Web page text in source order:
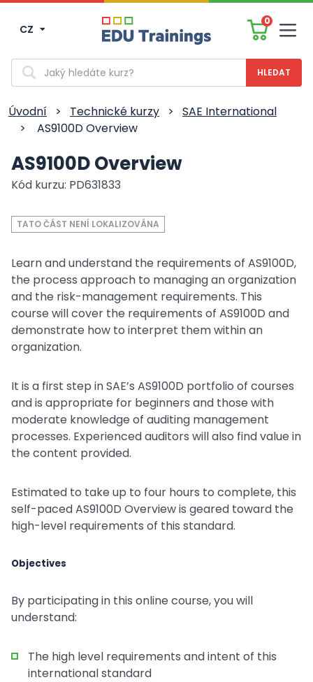
CZ
0
Vyhledávání
Úvodní > Technické kurzy >
SAE International
>
AS9100D Overview
AS9100D Overview
Kód kurzu: PD631833
TATO ČÁST NENÍ LOKALIZOVÁNA
Learn and understand the requirements of AS9100D,
the process approach to managing an organization
and the risk-management requirements. This
course will cover the requirements of AS9100D and
demonstrate how to interpret them within an
organization.
It is a first step in SAE’s AS9100D portfolio of courses
and is appropriate for beginners and those with
moderate knowledge of auditing management
processes. Experienced auditors will also find value in
the content provided.
Estimated to take up to four hours to complete, this
self-paced AS9100D Overview is geared toward the
high-level requirements of this standard.
Objectives
By participating in this online course, you will
understand:
The high level requirements and intent of this
international standard